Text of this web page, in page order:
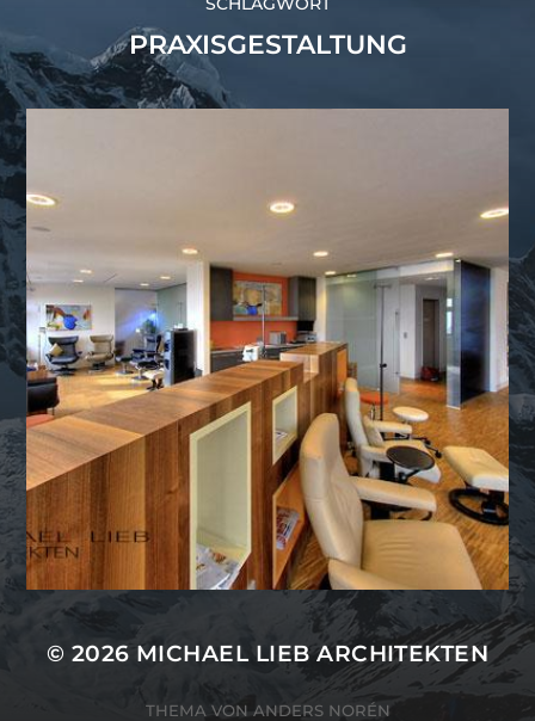
PRAXISGESTALTUNG
© 2026 MICHAEL LIEB ARCHITEKTEN
THEMA VON ANDERS NORÉN